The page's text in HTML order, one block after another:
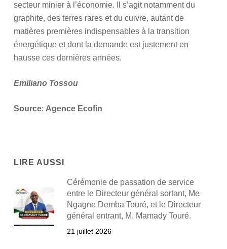
secteur minier à l’économie. Il s’agit notamment du
graphite, des terres rares et du cuivre, autant de
matières premières indispensables à la transition
énergétique et dont la demande est justement en
hausse ces dernières années.
Emiliano Tossou
Source: Agence Ecofin
LIRE AUSSI
Cérémonie de passation de service
entre le Directeur général sortant, Me
Ngagne Demba Touré, et le Directeur
général entrant, M. Mamady Touré.
21 juillet 2026